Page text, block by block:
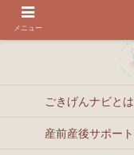
ごきげんナビとは
産前産後サポート
メニュー